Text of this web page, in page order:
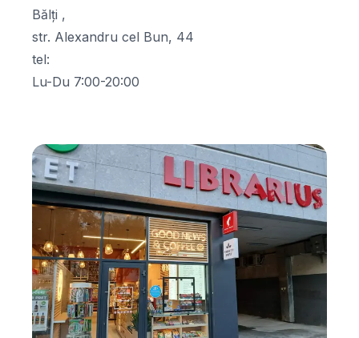
Bălți ,
str. Alexandru cel Bun, 44
tel:
Lu-Du 7:00-20:00